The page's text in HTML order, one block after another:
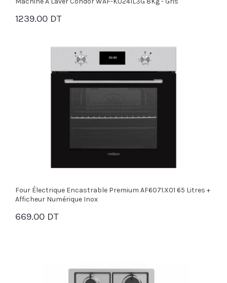
1239.00 DT
PANIER
Four Électrique Encastrable Premium AF6071.X01 65 Litres +
Afficheur Numérique Inox
669.00 DT
PANIER